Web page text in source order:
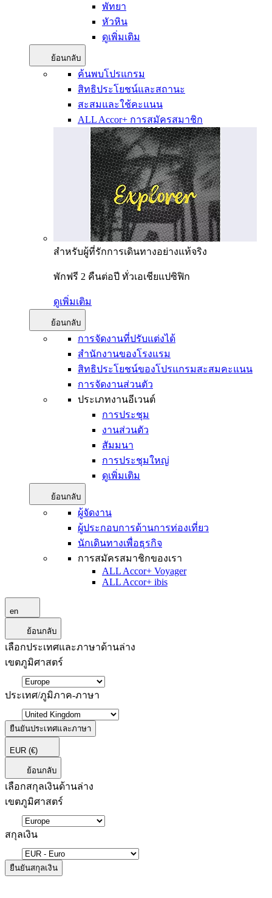
พัทยา
หัวหิน
ดูเพิ่มเติม
ย้อนกลับ
ค้นพบโปรแกรม
สิทธิประโยชน์และสถานะ
สะสมและใช้คะแนน
ALL Accor+ การสมัครสมาชิก
สำหรับผู้ที่รักการเดินทางอย่างแท้จริง
พักฟรี 2 คืนต่อปี ทั่วเอเชียแปซิฟิก
ดูเพิ่มเติม
ย้อนกลับ
การจัดงานที่ปรับแต่งได้
สำนักงานของโรงแรม
สิทธิประโยชน์ของโปรแกรมสะสมคะแนน
การจัดงานส่วนตัว
ประเภทงานอีเวนต์
การประชุม
งานส่วนตัว
สัมมนา
การประชุมใหญ่
ดูเพิ่มเติม
ย้อนกลับ
ผู้จัดงาน
ผู้ประกอบการด้านการท่องเที่ยว
นักเดินทางเพื่อธุรกิจ
การสมัครสมาชิกของเรา
ALL Accor+ Voyager
ALL Accor+ ibis
en
ย้อนกลับ
เลือกประเทศและภาษาด้านล่าง
เขตภูมิศาสตร์
ประเทศ/ภูมิภาค-ภาษา
ยืนยันประเทศและภาษา
EUR (€)
ย้อนกลับ
เลือกสกุลเงินด้านล่าง
เขตภูมิศาสตร์
สกุลเงิน
ยืนยันสกุลเงิน